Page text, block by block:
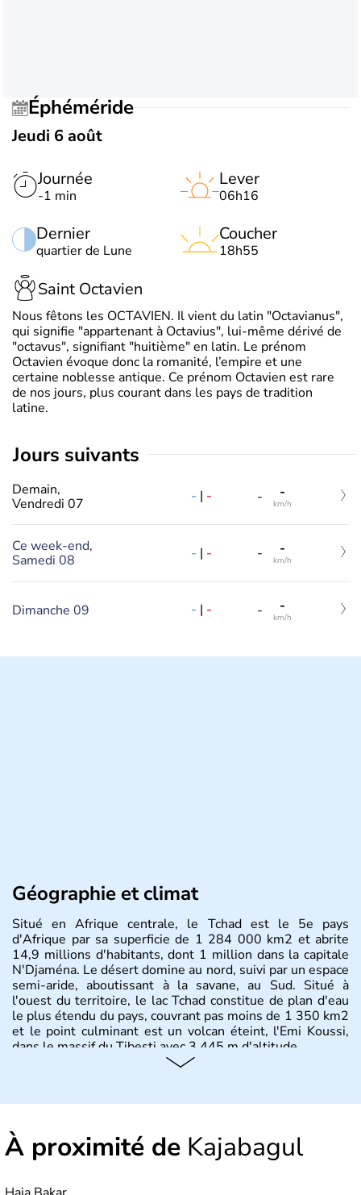
Éphéméride
Jeudi 6 août
Journée
-1 min
Dernier
quartier de Lune
Lever
06h16
Coucher
18h55
Saint Octavien
Nous fêtons les OCTAVIEN. Il vient du latin "Octavianus",
qui signifie "appartenant à Octavius", lui-même dérivé de
"octavus", signifiant "huitième" en latin. Le prénom
Octavien évoque donc la romanité, l’empire et une
certaine noblesse antique. Ce prénom Octavien est rare
de nos jours, plus courant dans les pays de tradition
latine.
jours suivants
Demain,
Vendredi 07
- | - - -
km/h
Ce week-end,
Samedi 08
- | - - -
km/h
Dimanche 09 - | - - -
km/h
Géographie et climat
Situé en Afrique centrale, le Tchad est le 5e pays
d'Afrique par sa superficie de 1 284 000 km2 et abrite
14,9 millions d'habitants, dont 1 million dans la capitale
N'Djaména. Le désert domine au nord, suivi par un espace
semi-aride, aboutissant à la savane, au Sud. Situé à
l'ouest du territoire, le lac Tchad constitue de plan d'eau
le plus étendu du pays, couvrant pas moins de 1 350 km2
et le point culminant est un volcan éteint, l'Emi Koussi,
dans le massif du Tibesti avec 3 445 m d'altitude.
À proximité de Kajabagul